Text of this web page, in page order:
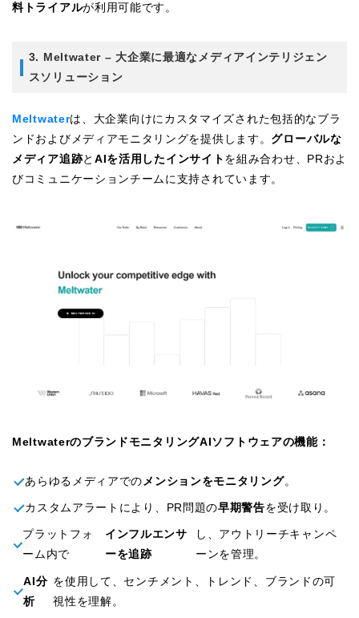
料トライアルが利用可能です。
3. Meltwater – 大企業に最適なメディアインテリジェン
スソリューション
Meltwaterは、大企業向けにカスタマイズされた包括的なブラ
ンドおよびメディアモニタリングを提供します。 グローバルな
メディア追跡と AIを活用したインサイトを組み合わせ、PRおよ
びコミュニケーションチームに支持されています。
MeltwaterのブランドモニタリングAIソフトウェアの機能：
あらゆるメディアでの メンションをモニタリング。
カスタムアラートにより、PR問題の早期警告を受け取り。
プラットフォ
ーム内で
インフルエンサ
ーを追跡
し、アウトリーチキャンペ
ーンを管理。
AI分
析
を使用して、センチメント、トレンド、ブランドの可
視性を理解。